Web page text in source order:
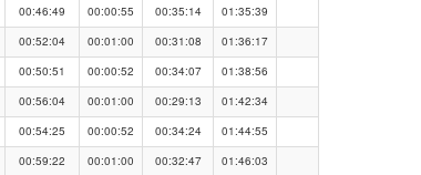
00:46:49 00:00:55 00:35:14
01:35:39
00:52:04 00:01:00 00:31:08
01:36:17
00:50:51 00:00:52 00:34:07
01:38:56
00:56:04 00:01:00 00:29:13
01:42:34
00:54:25 00:00:52 00:34:24
01:44:55
00:59:22 00:01:00 00:32:47 01:46:03